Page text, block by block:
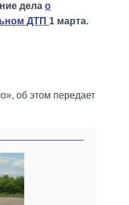
дела о
ДТП 1 марта.
об этом передает